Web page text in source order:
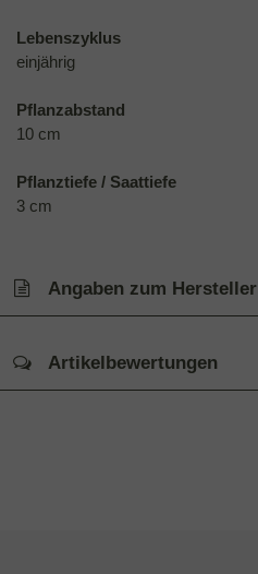
Lebenszyklus
einjährig
Pflanzabstand
10 cm
Pflanztiefe / Saattiefe
3 cm
Angaben zum Hersteller
Artikelbewertungen